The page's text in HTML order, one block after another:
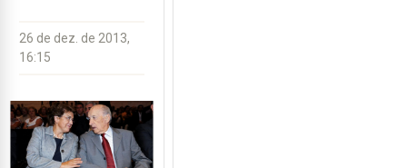
26 de dez. de 2013,
16:15